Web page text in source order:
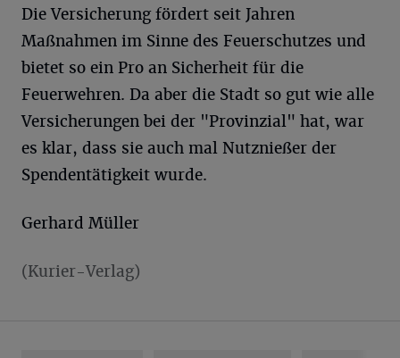
Die Versicherung fördert seit Jahren
Maßnahmen im Sinne des Feuerschutzes und
bietet so ein Pro an Sicherheit für die
Feuerwehren. Da aber die Stadt so gut wie alle
Versicherungen bei der "Provinzial" hat, war
es klar, dass sie auch mal Nutznießer der
Spendentätigkeit wurde.
Gerhard Müller
(Kurier-Verlag)